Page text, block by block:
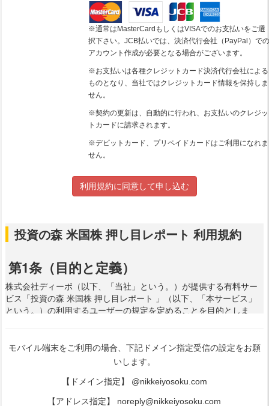
※通常はMasterCardもしくはVISAでのお支払いをご選
択下さい。JCB払いでは、決済代行会社（PayPal）で
アカウント作成が必要となる場合がございます。
※お支払いは各種クレジットカード決済代行会社による
ものとなり、当社ではクレジットカード情報を保持しま
せん。
※契約の更新は、自動的に行われ、お支払いのクレジッ
トカードに請求されます。
※デビットカード、プリペイドカードはご利用になれま
せん。
利用規約に同意して申し込む
モバイル端末をご利用の場合、下記ドメイン指定受信の設定をお願
いします。
【ドメイン指定】 @nikkeiyosoku.com
【アドレス指定】 noreply@nikkeiyosoku.com